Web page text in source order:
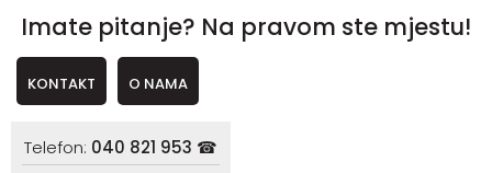
Imate pitanje? Na pravom ste mjestu!
KONTAKT O NAMA
Telefon: 040 821 953 ☎